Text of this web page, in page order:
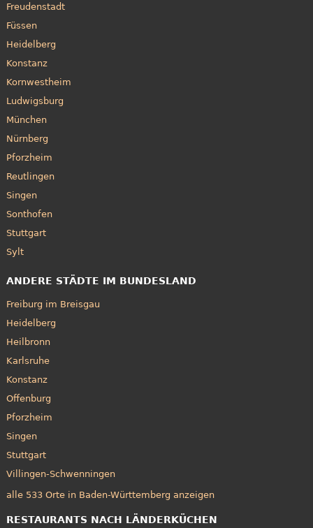
Freudenstadt
Füssen
Heidelberg
Konstanz
Kornwestheim
Ludwigsburg
München
Nürnberg
Pforzheim
Reutlingen
Singen
Sonthofen
Stuttgart
Sylt
ANDERE STÄDTE IM BUNDESLAND
Freiburg im Breisgau
Heidelberg
Heilbronn
Karlsruhe
Konstanz
Offenburg
Pforzheim
Singen
Stuttgart
Villingen-Schwenningen
alle 533 Orte in Baden-Württemberg anzeigen
RESTAURANTS NACH LÄNDERKÜCHEN